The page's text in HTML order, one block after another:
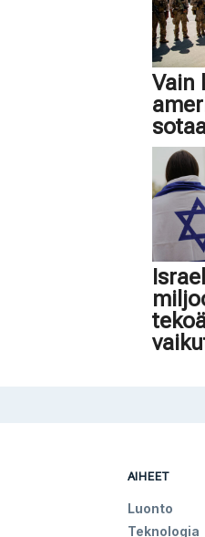
Vain
AIHEET
Luonto
Teknologia